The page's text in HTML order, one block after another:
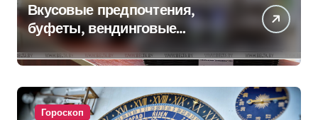
Вкусовые предпочтения,
буфеты, вендинговые
аппараты. Минобразования об
изменениях в школьном
питании
Гороскоп